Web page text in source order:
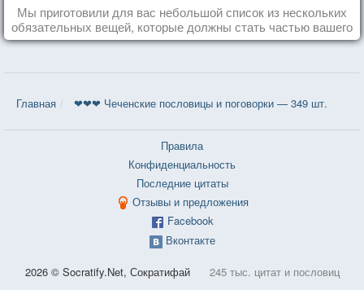
Мы приготовили для вас небольшой список из нескольких
обязательных вещей, которые должны стать частью вашего
дня.
Главная ❤❤❤ Чеченские пословицы и поговорки — 349 шт.
Правила
Конфиденциальность
Последние цитаты
Отзывы и предложения
Facebook
Вконтакте
2026 © Socratify.Net, Сократифай 245 тыс. цитат и пословиц